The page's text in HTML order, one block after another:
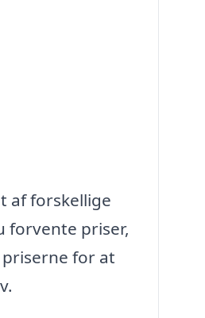
af forskellige
forvente priser,
for at